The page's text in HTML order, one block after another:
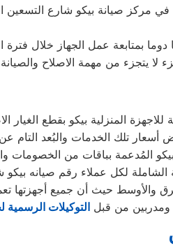
دوما بمتابعة عمل الجهاز خلال فترة
لا يتجزء من مهمة الاصلاح والصيانة
المنزلية بيكو بقطع الغيار
لكل عملاء رقم صيانه بيكو
والأوسط حيث أن جميع أجهزتها
ومدربين من قبلالتوكيلات الرسمية